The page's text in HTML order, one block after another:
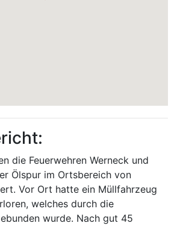
die Feuerwehren Werneck und
Ölspur im Ortsbereich von
Vor Ort hatte ein Müllfahrzeug
welches durch die
wurde. Nach gut 45